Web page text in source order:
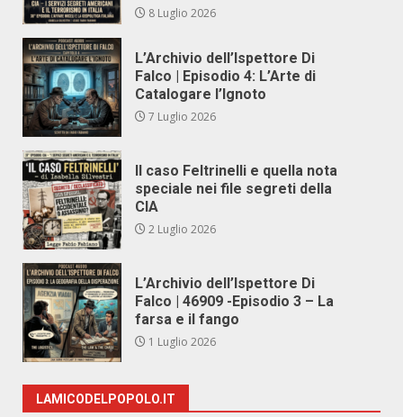
8 Luglio 2026
L’Archivio dell’Ispettore Di
Falco | Episodio 4: L’Arte di
Catalogare l’Ignoto
7 Luglio 2026
Il caso Feltrinelli e quella nota
speciale nei file segreti della
CIA
2 Luglio 2026
L’Archivio dell’Ispettore Di
Falco | 46909 -Episodio 3 – La
farsa e il fango
1 Luglio 2026
LAMICODELPOPOLO.IT